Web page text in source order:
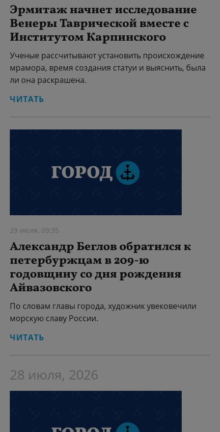
Эрмитаж начнет исследование
Венеры Таврической вместе с
Институтом Карпинского
Ученые рассчитывают установить происхождение
мрамора, время создания статуи и выяснить, была
ли она раскрашена.
ЧИТАТЬ
29 июля, 09:35
Александр Беглов обратился к
петербуржцам в 209-ю
годовщину со дня рождения
Айвазовского
По словам главы города, художник увековечили
морскую славу России.
ЧИТАТЬ
28 июля, 2026